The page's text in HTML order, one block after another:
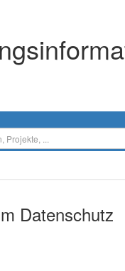
Datenschutz